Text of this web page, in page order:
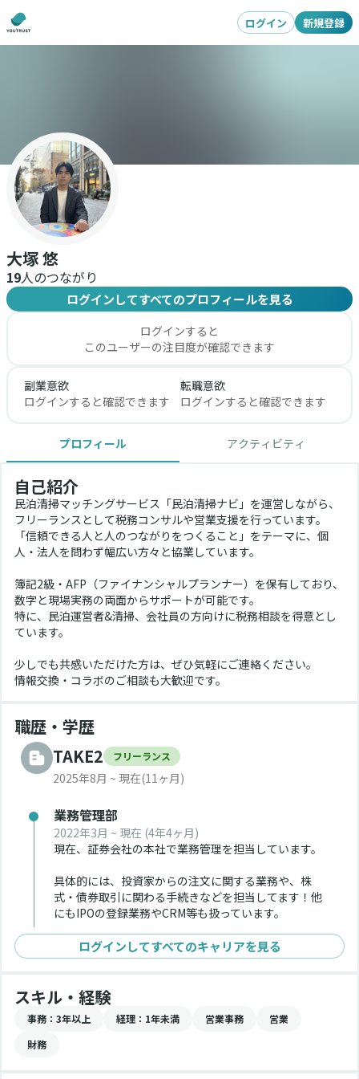
ログイン 新規登録
大塚 悠
19人のつながり
ログインしてすべてのプロフィールを見る
ログインすると
このユーザーの注目度が確認できます
副業意欲
ログインすると確認できます
転職意欲
ログインすると確認できます
プロフィール アクティビティ
自己紹介
民泊清掃マッチングサービス「民泊清掃ナビ」を運営しながら、
フリーランスとして税務コンサルや営業支援を行っています。
「信頼できる人と人のつながりをつくること」をテーマに、個
人・法人を問わず幅広い方々と協業しています。
簿記2級・AFP（ファイナンシャルプランナー）を保有しており、
数字と現場実務の両面からサポートが可能です。
特に、民泊運営者&清掃、会社員の方向けに税務相談を得意とし
ています。
少しでも共感いただけた方は、ぜひ気軽にご連絡ください。
情報交換・コラボのご相談も大歓迎です。
職歴・学歴
TAKE2
フリーランス
2025年8月 ~ 現在(11ヶ月)
業務管理部
2022年3月 ~ 現在 (4年4ヶ月)
現在、証券会社の本社で業務管理を担当しています。
具体的には、投資家からの注文に関する業務や、株
式・債券取引に関わる手続きなどを担当してます！他
にもIPOの登録業務やCRM等も扱っています。
ログインしてすべてのキャリアを見る
スキル・経験
事務 ：3年以上 経理 ：1年未満 営業事務
営業
財務